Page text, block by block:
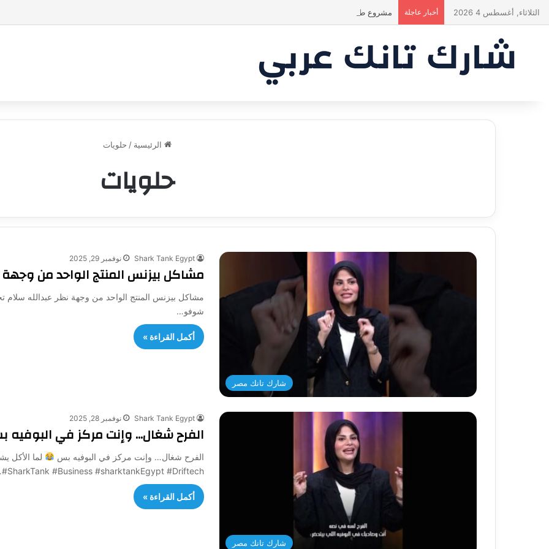
الثلاثاء, أغسطس 4 2026 أخبار عاجلة مشروع طموح .. لكن التقييم كان أكبر من أن يقنع الشاركس | #شارك تانك لعراق
الرئيسية / حلويات
حلويات
شارك تانك مصر
Shark Tank Egypt نوفمبر 29, 2025
مشاكل بيزنس المنتج الواحد من وجهة
مشاكل بيزنس المنتج الواحد من وجهة نظر عبدالله سلام
شوفو…
أكمل القراءة »
شارك تانك مصر
Shark Tank Egypt نوفمبر 28, 2025
الفرح شغال… وإنت مركز في البوفيه
الفرح شغال… وإنت مركز في البوفيه بس لما الأكل
#SharkTank #Business #sharktankEgypt #Driftech…
أكمل القراءة »